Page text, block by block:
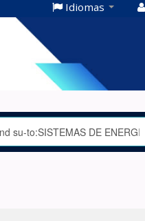
Idiomas